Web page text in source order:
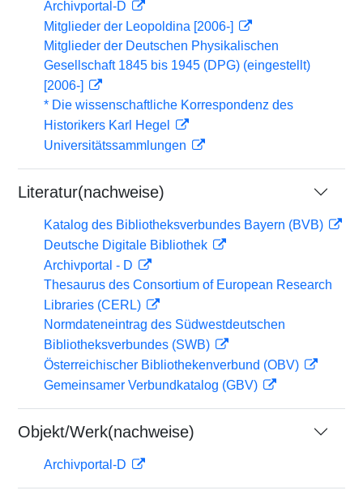
Archivportal-D
Mitglieder der Leopoldina [2006-]
Mitglieder der Deutschen Physikalischen
Gesellschaft 1845 bis 1945 (DPG) (eingestellt)
[2006-]
* Die wissenschaftliche Korrespondenz des
Historikers Karl Hegel
Universitätssammlungen
Literatur(nachweise)
Katalog des Bibliotheksverbundes Bayern (BVB)
Deutsche Digitale Bibliothek
Archivportal - D
Thesaurus des Consortium of European Research
Libraries (CERL)
Normdateneintrag des Südwestdeutschen
Bibliotheksverbundes (SWB)
Österreichischer Bibliothekenverbund (OBV)
Gemeinsamer Verbundkatalog (GBV)
Objekt/Werk(nachweise)
Archivportal-D